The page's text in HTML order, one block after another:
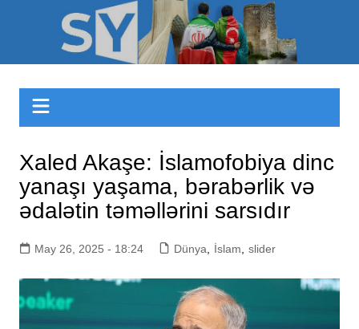
Sizinyol.org
Xaled Akaşe: İslamofobiya dinc
yanaşı yaşama, bərabərlik və
ədalətin təməllərini sarsıdır
May 26, 2025 - 18:24 Dünya İslam slider